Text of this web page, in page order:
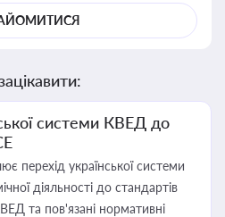
системи КВЕД до
перехід української системи
діяльності до стандартів
та пов'язані нормативні